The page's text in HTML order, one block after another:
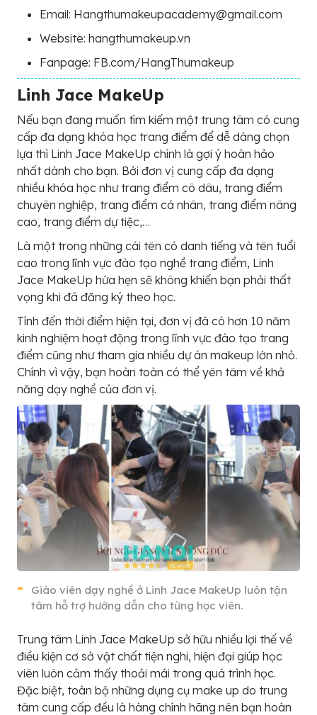
Email: Hangthumakeupacademy@gmail.com
Website: hangthumakeup.vn
Fanpage: FB.com/HangThumakeup
Linh Jace MakeUp
Nếu bạn đang muốn tìm kiếm một trung tâm có cung
cấp đa dạng khóa học trang điểm để dễ dàng chọn
lựa thì Linh Jace MakeUp chính là gợi ý hoàn hảo
nhất dành cho bạn. Bởi đơn vị cung cấp đa dạng
nhiều khóa học như trang điểm cô dâu, trang điểm
chuyên nghiệp, trang điểm cá nhân, trang điểm nâng
cao, trang điểm dự tiệc,…
Là một trong những cái tên có danh tiếng và tên tuổi
cao trong lĩnh vực đào tạo nghề trang điểm, Linh
Jace MakeUp hứa hẹn sẽ không khiến bạn phải thất
vọng khi đã đăng ký theo học.
Tính đến thời điểm hiện tại, đơn vị đã có hơn 10 năm
kinh nghiệm hoạt động trong lĩnh vực đào tạo trang
điểm cũng như tham gia nhiều dự án makeup lớn nhỏ.
Chính vì vậy, bạn hoàn toàn có thể yên tâm về khả
năng dạy nghề của đơn vị.
Giáo viên dạy nghề ở Linh Jace MakeUp luôn tận
tâm hỗ trợ hướng dẫn cho từng học viên.
Trung tâm Linh Jace MakeUp sở hữu nhiều lợi thế về
điều kiện cơ sở vật chất tiện nghi, hiện đại giúp học
viên luôn cảm thấy thoải mái trong quá trình học.
Đặc biệt, toàn bộ những dụng cụ make up do trung
tâm cung cấp đều là hàng chính hãng nên bạn hoàn